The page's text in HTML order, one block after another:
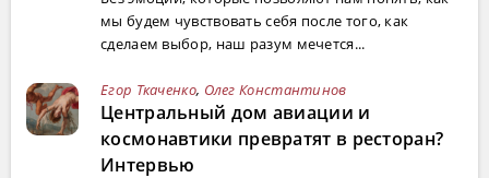
мы будем чувствовать себя после того, как
сделаем выбор, наш разум мечется...
Егор Ткаченко, Олег Константинов
Центральный дом авиации и
космонавтики превратят в ресторан?
Интервью